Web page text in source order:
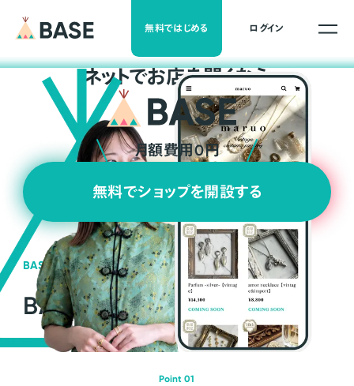
無料ではじめる ログイン
ネットでお店を開くなら
月額費用0円
無料でショップを開設する
BASEの強み
BASEが強い3つの理由
Point 01